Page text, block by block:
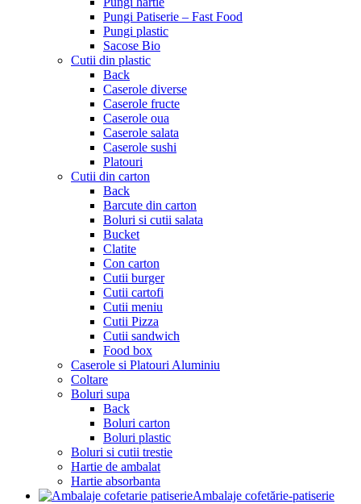
Pungi Patiserie – Fast Food
Pungi plastic
Sacose Bio
Cutii din plastic
Back
Caserole diverse
Caserole fructe
Caserole oua
Caserole salata
Caserole sushi
Platouri
Cutii din carton
Back
Barcute din carton
Boluri si cutii salata
Bucket
Clatite
Con carton
Cutii burger
Cutii cartofi
Cutii meniu
Cutii Pizza
Cutii sandwich
Food box
Caserole si Platouri Aluminiu
Coltare
Boluri supa
Back
Boluri carton
Boluri plastic
Boluri si cutii trestie
Hartie de ambalat
Hartie absorbanta
Ambalaje cofetărie-patiserie